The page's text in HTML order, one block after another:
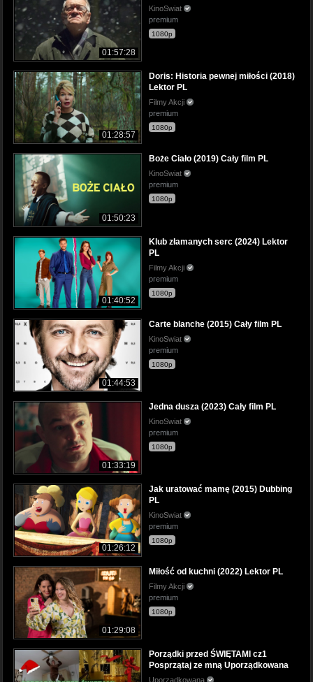
01:57:28
KinoSwiat
premium
1080p
01:28:57
Doris: Historia pewnej miłości (2018)
Lektor PL
Filmy Akcji
premium
1080p
01:50:23
Boże Ciało (2019) Cały film PL
KinoSwiat
premium
1080p
01:40:52
Klub złamanych serc (2024) Lektor
PL
Filmy Akcji
premium
1080p
01:44:53
Carte blanche (2015) Cały film PL
KinoSwiat
premium
1080p
01:33:19
Jedna dusza (2023) Cały film PL
KinoSwiat
premium
1080p
01:26:12
Jak uratować mamę (2015) Dubbing
PL
KinoSwiat
premium
1080p
01:29:08
Miłość od kuchni (2022) Lektor PL
Filmy Akcji
premium
1080p
Porządki przed ŚWIĘTAMI cz1
Posprzątaj ze mną Uporządkowana
Uporzadkowana